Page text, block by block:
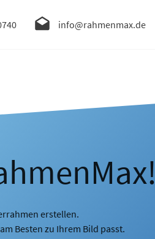
info@rahmenmax.de
erstellen.
Besten zu Ihrem Bild passt.